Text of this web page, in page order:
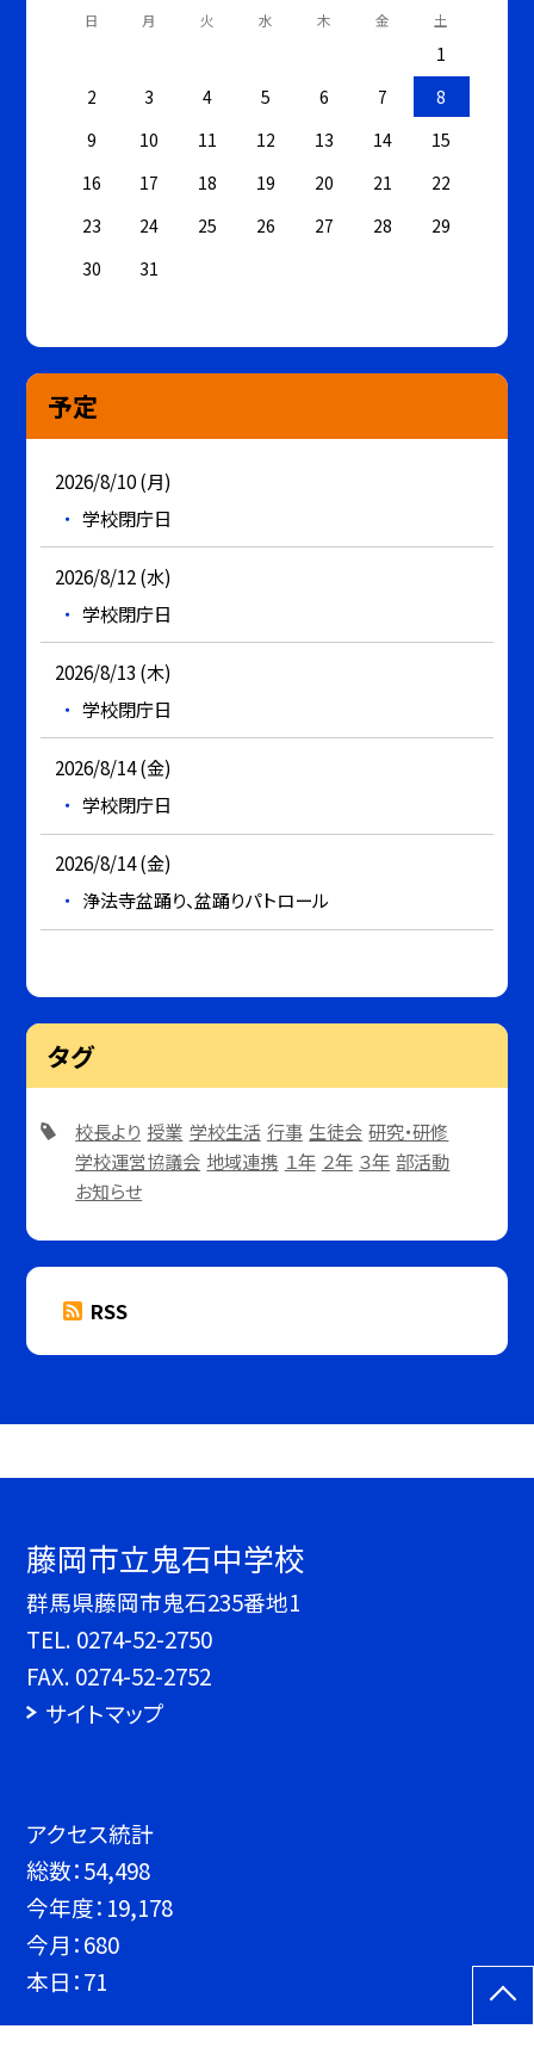
日 月 火 水 木 金 土
1
2
3 4 5 6 7
8
9
10 11 12 13 14
15
16
17 18 19 20 21
22
23
24 25 26 27 28
29
30
31
予定
2026/8/10 (月)
学校閉庁日
2026/8/12 (水)
学校閉庁日
2026/8/13 (木)
学校閉庁日
2026/8/14 (金)
学校閉庁日
2026/8/14 (金)
浄法寺盆踊り、盆踊りパトロール
タグ
校長より 授業 学校生活 行事 生徒会 研究・研修
学校運営協議会 地域連携 １年 ２年 ３年 部活動
お知らせ
RSS
藤岡市立鬼石中学校
群馬県藤岡市鬼石235番地1
TEL. 0274-52-2750
FAX. 0274-52-2752
サイトマップ
アクセス統計
総数：54,498
今年度： 19,178
今月：680
本日：71